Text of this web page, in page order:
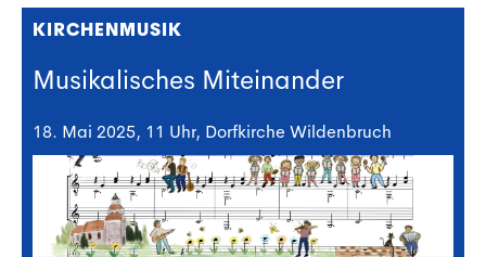
KIRCHENMUSIK
Musikalisches Miteinander
18. Mai 2025, 11 Uhr, Dorfkirche Wildenbruch